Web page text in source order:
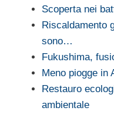
Scoperta nei
Riscaldamento
sono…
Fukushima,
Meno piogge in
Restauro
ambientale